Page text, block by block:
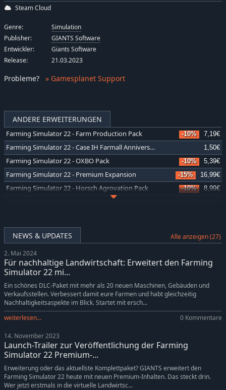
ANDERE ERWEITERUNGEN
Farming Simulator 22 - Farm Production Pack -10% 7,19€
Farming Simulator 22 - Case IH Farmall Anniversary Pack 1,50€
Farming Simulator 22 - OXBO Pack -10% 5,39€
Farming Simulator 22 - Premium Expansion -15% 16,99€
Farming Simulator 22 - Horsch Agrovation Pack -10% 8,99€
Farming Simulator 22 - Vermeer Pack -10% 7,19€
Farming Simulator 22 - Pumps n' Hoses
Farming Simulator 22 - Platinum Expansion 15,99€
Farming Simulator 22 - Kubota Pack -10% 11,69€
Farming Simulator 22 - Antonio Carraro Pack -10%
Farming Simulator 22 - Zetor 25 K 0,99€
Farming Simulator 22 - Year 1 Season Pass -10%
NEWS & UPDATES Alle anzeigen (27)
2. Mai 2024
Für nachhaltige Landwirtschaft: Erweitert den Farming
Simulator 22 mi...
Ein schönes DLC-Paket mit mehr als 20 neuen Maschinen, Gebäuden und
Verkaufsstellen. Verbessert damit eure Farmen und habt gleichzeitig
Nachhaltigkeitsaspekte im Blick. Startet mit ersch...
weiterlesen...
0 Kommentare
14. November 2023
Launch-Trailer zur Veröffentlichung der Farming
Simulator 22 Premium-...
Erweiterung oder das aktuellste Komplettpaket? GIANTS erweitert den
Farming Simulator 22 heute mit neuen Premium-Inhalten. Das steckt drin.
Wer jetzt erstmals in die virtuelle Landwirtsc...
Steam Cloud
Genre:
Simulation
Publisher:
GIANTS Software
Entwickler:
Giants Software
Release:
21.03.2023
Probleme? » Gamesplanet Support